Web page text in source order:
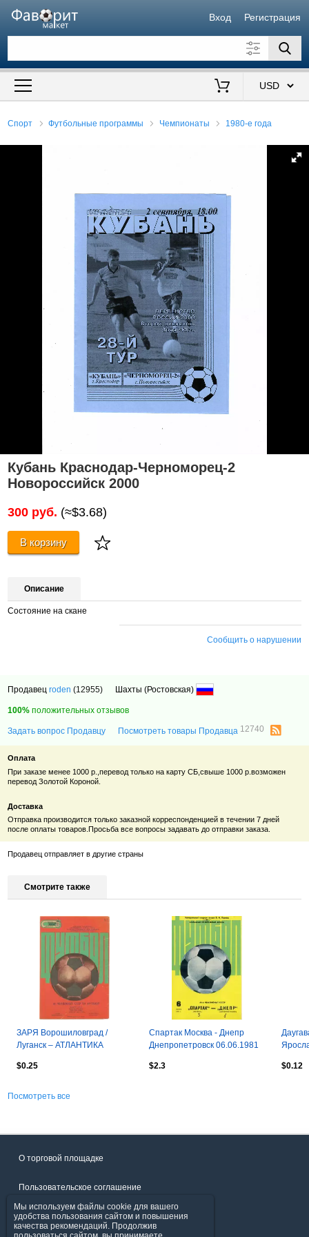
Вход Регистрация
Искать также в описании
Спорт Футбольные программы Чемпионаты 1980-е года
Кубань Краснодар-Черноморец-2
Новороссийск 2000
300 руб. (≈$3.68)
В корзину
Описание
Состояние на скане
Сообщить о нарушении
Продавецroden (12955) Шахты (Ростовская)
100% положительных отзывов
Задать вопрос Продавцу Посмотреть товары Продавца 12740
Оплата
При заказе менее 1000 р.,перевод только на карту СБ,свыше 1000 р.возможен
перевод Золотой Короной.
Доставка
Отправка производится только заказной корреспонденцией в течении 7 дней
после оплаты товаров.Просьба все вопросы задавать до отправки заказа.
Продавец отправляет в другие страны
Смотрите также
ЗАРЯ Ворошиловград /
Луганск – АТЛАНТИКА
$0.25
Спартак Москва - Днепр
Днепропетровск 06.06.1981
$2.3
$0.12
Посмотреть все
О торговой площадке
Пользовательское соглашение
Политика конфиденциальности
Мы используем файлы cookie для вашего
удобства пользования сайтом и повышения
качества рекомендаций. Продолжив